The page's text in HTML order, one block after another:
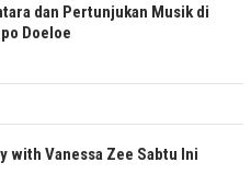
dan Pertunjukan Musik di
Doeloe
with Vanessa Zee Sabtu Ini